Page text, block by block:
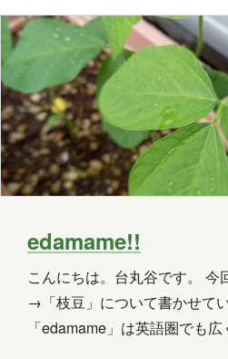
Azure Synapse Analytics
ChatGPT
Claude
Configuration Manager
Copilot Studio
Exchange
Exchange
GPT-OSS
iOS
Linux LLM
LT
MCP
edamame!!
こんにちは。台丸谷です。 今
→「枝豆」について書かせてい
「edamame」は英語圏でも